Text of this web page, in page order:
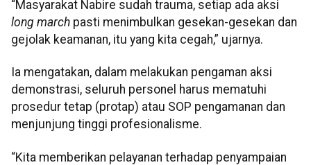
“Masyarakat Nabire sudah trauma, setiap ada aksi
long march pasti menimbulkan gesekan-gesekan dan
gejolak keamanan, itu yang kita cegah,” ujarnya.
Ia mengatakan, dalam melakukan pengaman aksi
demonstrasi, seluruh personel harus mematuhi
prosedur tetap (protap) atau SOP pengamanan dan
menjunjung tinggi profesionalisme.
“Kita memberikan pelayanan terhadap penyampaian